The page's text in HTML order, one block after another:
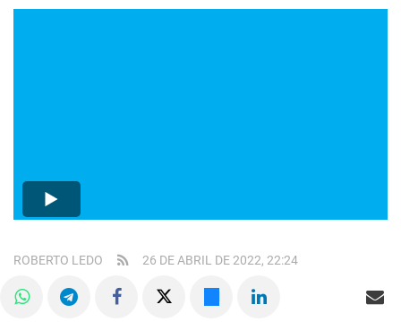
26 DE ABRIL DE 2022, 22:24
ROBERTO LEDO